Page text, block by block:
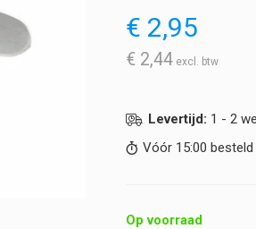
€ 2,95
€ 2,44
Levertijd: 1 - 2
Vóór 15:00
Op voorraad